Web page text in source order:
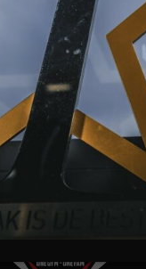
2600 M²
TRAININGSRUIMTE